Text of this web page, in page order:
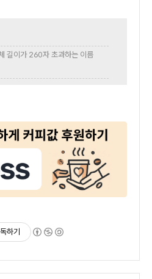
길이가 260자 초과하는 이름
하기